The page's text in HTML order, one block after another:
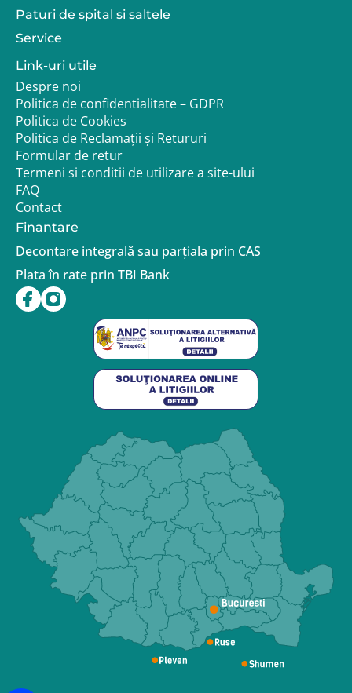
Paturi de spital si saltele
Service
Link-uri utile
Despre noi
Politica de confidentialitate – GDPR
Politica de Cookies
Politica de Reclamații și Retururi
Formular de retur
Termeni si conditii de utilizare a site-ului
FAQ
Contact
Finantare
Decontare integrală sau parțiala prin CAS
Plata în rate prin TBI Bank